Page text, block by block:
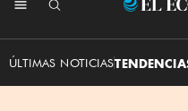
ÚLTIMAS NOTICIAS